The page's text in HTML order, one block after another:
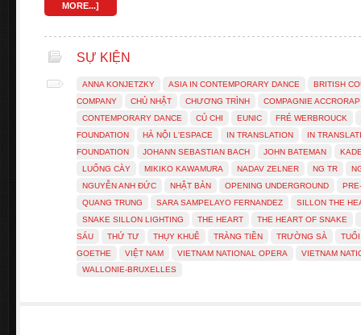
MORE...]
SỰ KIỆN
ANNA KONJETZKY ASIA IN CONTEMPORARY DANCE
BRITISH
COMPANY
CHỦ NHẬT CHƯƠNG TRÌNH
COMPAGNIE ACCRORAP
CONTEMPORARY DANCE
CỦ CHI EUNIC
FRÉ WERBROUCK
FOUNDATION
HÀ NỘI L'ESPACE IN TRANSLATION
IN
FOUNDATION
JOHANN SEBASTIAN BACH JOHN BATEMAN
LUỐNG CÀY
MIKIKO KAWAMURA NADAV ZELNER NG TR
NGUYỄN ANH ĐỨC
NHẬT BẢN OPENING UNDERGROUND
QUANG TRUNG
SARA SAMPELAYO FERNANDEZ
SILLON THE
SNAKE SILLON LIGHTING
THE HEART
THE HEART OF SNAKE
SÁU
THỨ TƯ THỤY KHUÊ TRÀNG TIỀN TRƯỜNG SÀ
GOETHE
VIỆT NAM VIETNAM NATIONAL OPERA
VIETNAM
WALLONIE-BRUXELLES